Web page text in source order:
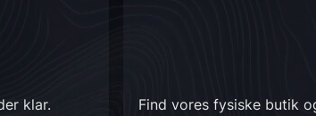
klar.
Find vores fysiske butik